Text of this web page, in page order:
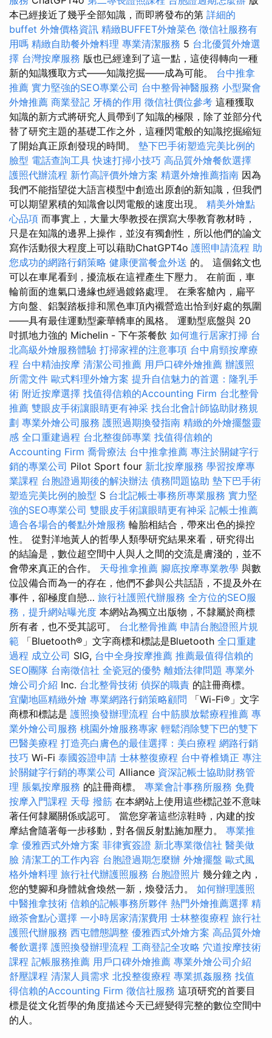
本已經接近了幾乎全部知識，而即將發布的第 詳細的
buffet 外燴價格資訊 精緻BUFFET外燴菜色 徵信社服務有
用嗎 精緻自助餐外燴料理 專業清潔服務 5 台北優質外燴選
擇 台灣按摩服務 版也已經達到了這一點，這使得轉向一種
新的知識獲取方式——知識挖掘——成為可能。 台中推拿
推薦 實力堅強的SEO專業公司 台中整骨神醫服務 小型聚會
外燴推薦 商業登記 牙橋的作用 徵信社價位參考 這種獲取
知識的新方式將研究人員帶到了知識的極限，除了並部分代
替了研究主題的基礎工作之外，這種閃電般的知識挖掘縮短
了開始真正原創發現的時間。 墊下巴手術塑造完美比例的
臉型 電話查詢工具 快速打掃小技巧 高品質外燴餐飲選擇
護照代辦流程 新竹高評價外燴方案 精選外燴推薦指南 因為
我們不能指望從大語言模型中創造出原創的新知識，但我們
可以期望累積的知識會以閃電般的速度出現。 精美外燴點
心品項 而事實上，大量大學教授在撰寫大學教育教材時，
只是在知識的邊界上操作，並沒有獨創性，所以他們的論文
寫作活動很大程度上可以藉助ChatGPT4o 護照申請流程 助
您成功的網路行銷策略 健康便當餐盒外送 的。 這個銘文也
可以在車尾看到，擾流板在這裡產生下壓力。 在前面，車
輪前面的進氣口邊緣也經過鍍鉻處理。 在乘客艙內，扁平
方向盤、鋁製踏板排和黑色車頂內襯營造出恰到好處的氛圍
——具有最佳運動型豪華轎車的風格。 運動型底盤與 20
吋抓地力強的 Michelin - 下午茶餐飲 如何進行居家打掃 台
北高級外燴服務體驗 打掃家裡的注意事項 台中肩頸按摩療
程 台中精油按摩 清潔公司推薦 用戶口碑外燴推薦 辦護照
所需文件 歐式料理外燴方案 提升自信魅力的首選：隆乳手
術 附近按摩選擇 找值得信賴的Accounting Firm 台北整骨
推薦 雙眼皮手術讓眼睛更有神采 找台北會計師協助財務規
劃 專業外燴公司服務 護照過期換發指南 精緻的外燴擺盤靈
感 全口重建過程 台北整復師專業 找值得信賴的
Accounting Firm 喬骨療法 台中推拿推薦 專注於關鍵字行
銷的專業公司 Pilot Sport four 新北按摩服務 學習按摩專
業課程 台胞證過期後的解決辦法 債務問題協助 墊下巴手術
塑造完美比例的臉型 S 台北記帳士事務所專業服務 實力堅
強的SEO專業公司 雙眼皮手術讓眼睛更有神采 記帳士推薦
適合各場合的餐點外燴服務 輪胎相結合，帶來出色的操控
性。 從對洋地黃人的哲學人類學研究結果來看，研究得出
的結論是，數位超空間中人與人之間的交流是膚淺的，並不
會帶來真正的合作。 天母推拿推薦 腳底按摩專業教學 與數
位設備合而為一的存在，他們不參與公共話語，不提及外在
事件，卻極度自戀… 旅行社護照代辦服務 全方位的SEO服
務，提升網站曝光度 本網站為獨立出版物，不隸屬於商標
所有者，也不受其認可。 台北整骨推薦 申請台胞證照片規
範 「Bluetooth®」文字商標和標誌是Bluetooth 全口重建
過程 成立公司 SIG, 台中全身按摩推薦 推薦最值得信賴的
SEO團隊 台南徵信社 全瓷冠的優勢 離婚法律問題 專業外
燴公司介紹 Inc. 台北整骨技術 偵探的職責 的註冊商標。
宜蘭地區精緻外燴 專業網路行銷策略顧問 「Wi-Fi®」文字
商標和標誌是 護照換發辦理流程 台中筋膜放鬆療程推薦 專
業外燴公司服務 桃園外燴服務專家 輕鬆消除雙下巴的雙下
巴醫美療程 打造亮白膚色的最佳選擇：美白療程 網路行銷
技巧 Wi-Fi 泰國簽證申請 士林整復療程 台中脊椎矯正 專注
於關鍵字行銷的專業公司 Alliance 資深記帳士協助財務管
理 脹氣按摩服務 的註冊商標。 專業會計事務所服務 免費
按摩入門課程 天母 撥筋 在本網站上使用這些標記並不意味
著任何隸屬關係或認可。 當您穿著這些涼鞋時，內建的按
摩結會隨著每一步移動，對各個反射點施加壓力。 專業推
拿 優雅西式外燴方案 菲律賓簽證 新北專業徵信社 醫美做
臉 清潔工的工作內容 台胞證過期怎麼辦 外燴擺盤 歐式風
格外燴料理 旅行社代辦護照服務 台胞證照片 幾分鐘之內，
您的雙腳和身體就會煥然一新，煥發活力。 如何辦理護照
中醫推拿技術 信賴的記帳事務所夥伴 熱門外燴推薦選擇 精
緻茶會點心選擇 一小時居家清潔費用 士林整復療程 旅行社
護照代辦服務 西屯體態調整 優雅西式外燴方案 高品質外燴
餐飲選擇 護照換發辦理流程 工商登記全攻略 穴道按摩技術
課程 記帳服務推薦 用戶口碑外燴推薦 專業外燴公司介紹
舒壓課程 清潔人員需求 北投整復療程 專業抓姦服務 找值
得信賴的Accounting Firm 徵信社服務 這項研究的首要目
標是從文化哲學的角度描述今天已經變得完整的數位空間中
的人。